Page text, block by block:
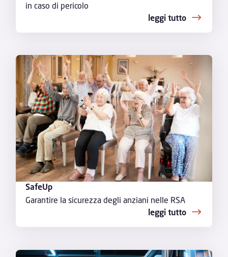
in caso di pericolo
leggi tutto
SafeUp
Garantire la sicurezza degli anziani nelle RSA
leggi tutto